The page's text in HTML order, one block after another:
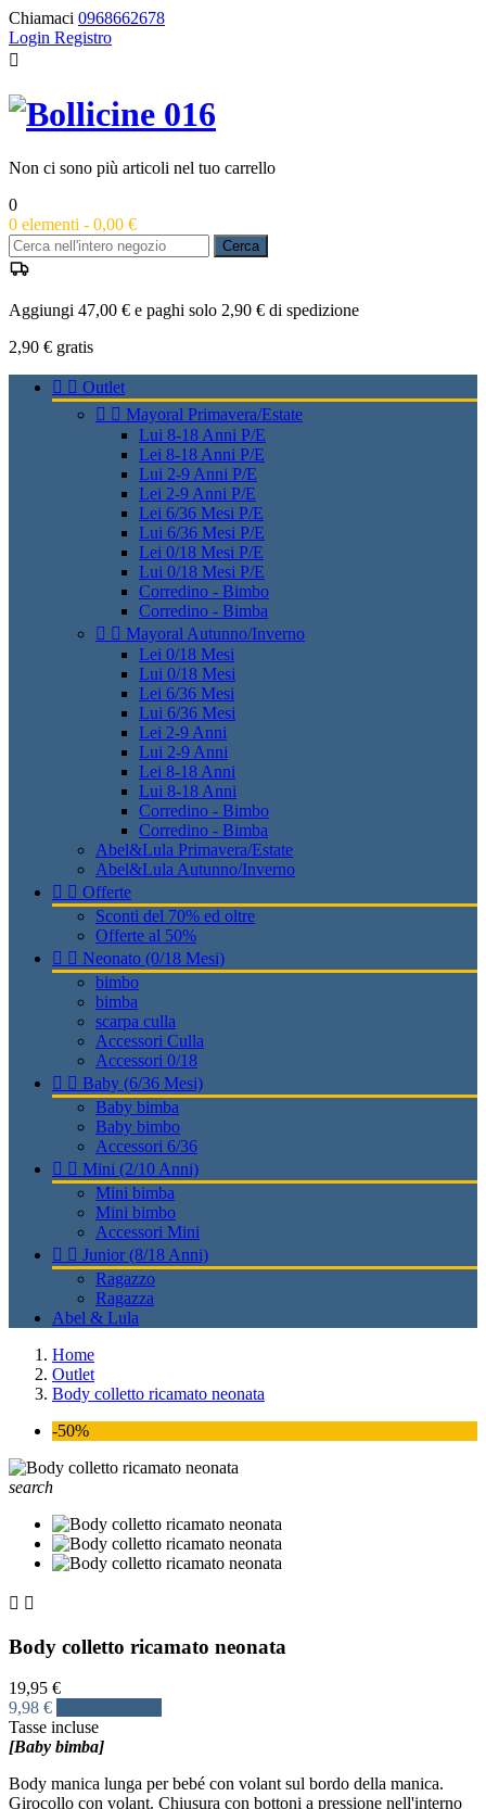
Chiamaci 0968662678
Login Registro

Non ci sono più articoli nel tuo carrello
0
0 elementi - 0,00 €
Cerca
Aggiungi 47,00 € e paghi solo 2,90 € di spedizione
2,90 € gratis
  Outlet
  Mayoral Primavera/Estate
Lui 8-18 Anni P/E
Lei 8-18 Anni P/E
Lui 2-9 Anni P/E
Lei 2-9 Anni P/E
Lei 6/36 Mesi P/E
Lui 6/36 Mesi P/E
Lei 0/18 Mesi P/E
Lui 0/18 Mesi P/E
Corredino - Bimbo
Corredino - Bimba
  Mayoral Autunno/Inverno
Lei 0/18 Mesi
Lui 0/18 Mesi
Lei 6/36 Mesi
Lui 6/36 Mesi
Lei 2-9 Anni
Lui 2-9 Anni
Lei 8-18 Anni
Lui 8-18 Anni
Corredino - Bimbo
Corredino - Bimba
Abel&Lula Primavera/Estate
Abel&Lula Autunno/Inverno
  Offerte
Sconti del 70% ed oltre
Offerte al 50%
  Neonato (0/18 Mesi)
bimbo
bimba
scarpa culla
Accessori Culla
Accessori 0/18
  Baby (6/36 Mesi)
Baby bimba
Baby bimbo
Accessori 6/36
  Mini (2/10 Anni)
Mini bimba
Mini bimbo
Accessori Mini
  Junior (8/18 Anni)
Ragazzo
Ragazza
Abel & Lula
Home
Outlet
Body colletto ricamato neonata
-50%
search
 
Body colletto ricamato neonata
19,95 €
9,98 €
Tasse incluse
[Baby bimba]
Body manica lunga per bebé con volant sul bordo della manica.
Girocollo con volant. Chiusura con bottoni a pressione nell'interno